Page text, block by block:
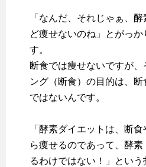
「なんだ、それじゃぁ、
ど痩せないのね」とがっ
す。
断食では痩せないですが、
ング（断食）の目的は、
ではないんです。
「酵素ダイエットは、断
ら痩せるのであって、酵
るわけではない！」という